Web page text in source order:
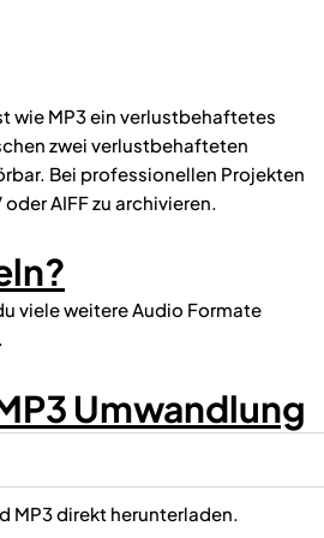
wie MP3 ein verlustbehaftetes
zwei verlustbehafteten
Bei professionellen Projekten
AIFF zu archivieren.
viele weitere Audio Formate
Umwandlung
MP3 direkt herunterladen.